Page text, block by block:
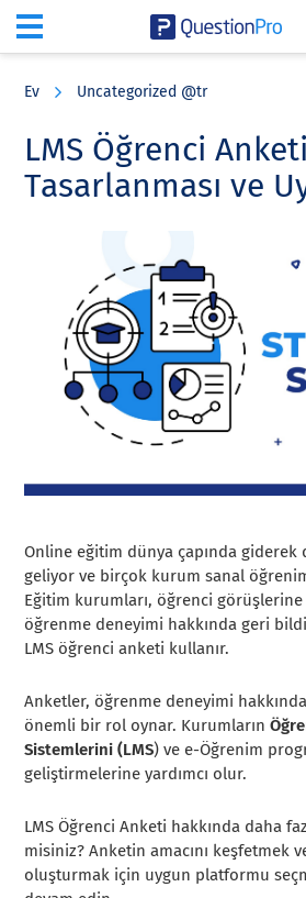
content
sidebar
Ev Uncategorized @tr
LMS Öğrenci
Tasarlanması ve
Online eğitim dünya çapında
geliyor ve birçok kurum sanal
Eğitim kurumları, öğrenci
öğrenme deneyimi hakkında geri
LMS öğrenci anketi kullanır.
Anketler, öğrenme deneyimi
önemli bir rol oynar. Kurumların
Sistemlerini (LMS) ve e-Öğrenim
geliştirmelerine yardımcı olur.
LMS Öğrenci Anketi hakkında daha
misiniz? Anketin amacını keşfetmek
oluşturmak için uygun platformu